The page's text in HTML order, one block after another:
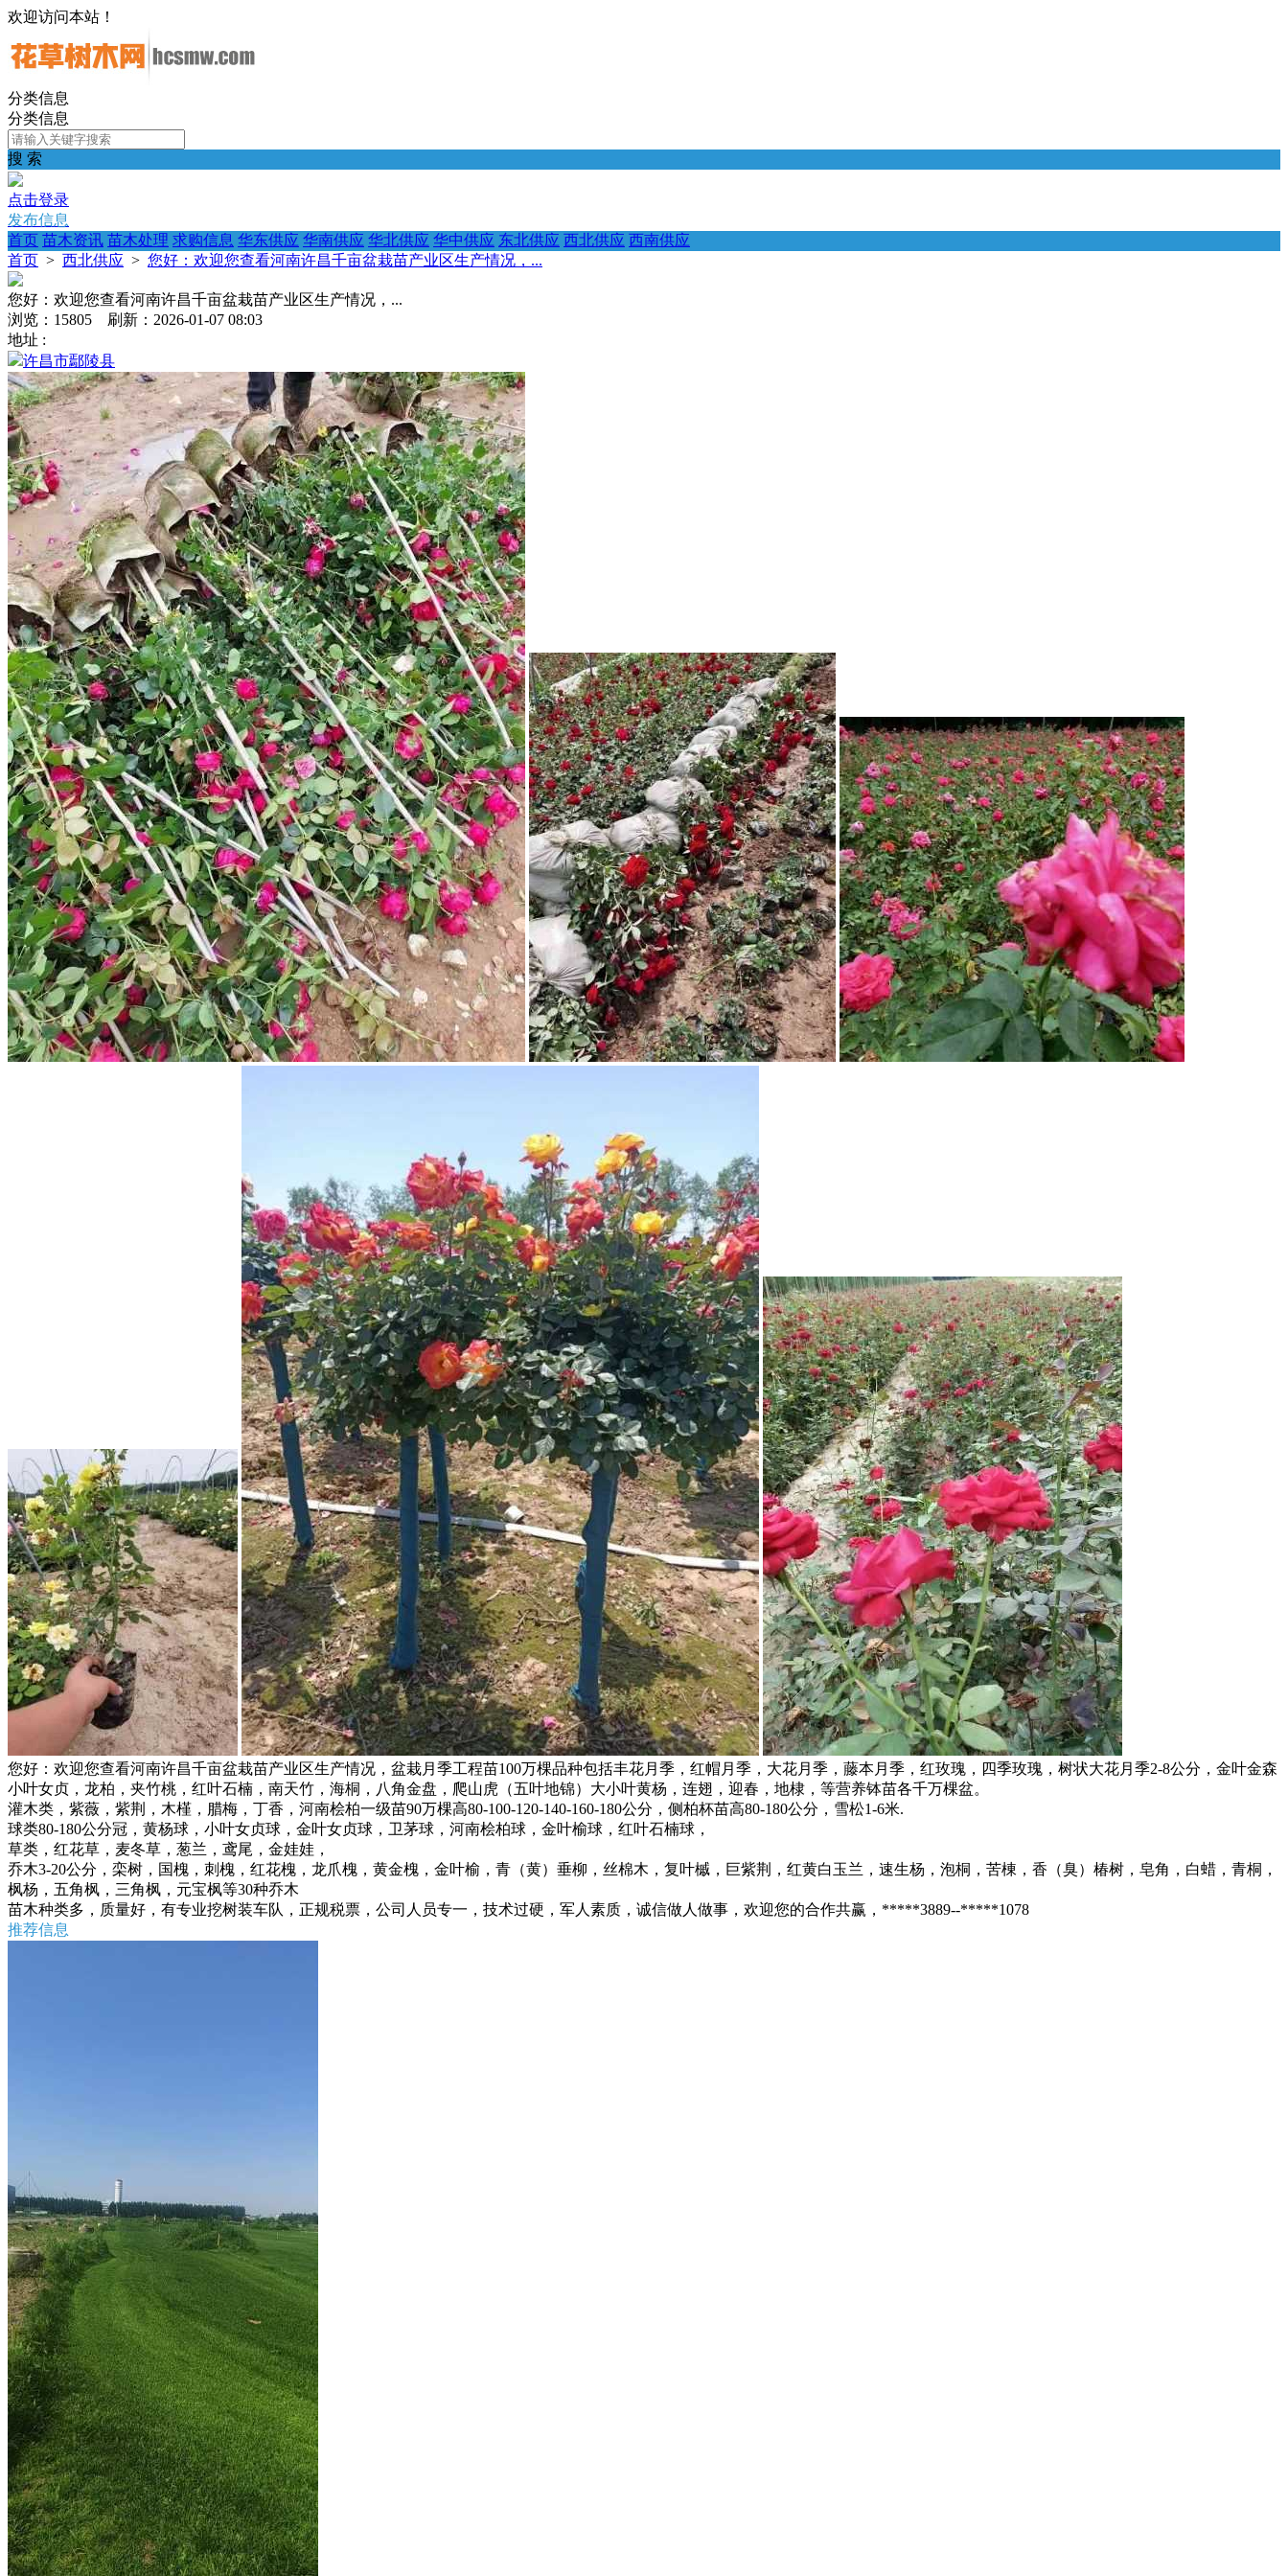
欢迎访问本站！
分类信息
分类信息
搜 索
点击登录
发布信息
首页 苗木资讯 苗木处理 求购信息 华东供应 华南供应 华北供应 华中供应 东北供应 西北供应 西南供应
首页 > 西北供应 > 您好：欢迎您查看河南许昌千亩盆栽苗产业区生产情况，...
您好：欢迎您查看河南许昌千亩盆栽苗产业区生产情况，...
浏览：15805 刷新：2026-01-07 08:03
地址 :
许昌市鄢陵县
您好：欢迎您查看河南许昌千亩盆栽苗产业区生产情况，盆栽月季工程苗100万棵品种包括丰花月季，红帽月季，大花月季，藤本月季，红玫瑰，四季玫瑰，树状大花月季2-8公分，金叶金森
小叶女贞，龙柏，夹竹桃，红叶石楠，南天竹，海桐，八角金盘，爬山虎（五叶地锦）大小叶黄杨，连翅，迎春，地棣，等营养钵苗各千万棵盆。
灌木类，紫薇，紫荆，木槿，腊梅，丁香，河南桧柏一级苗90万棵高80-100-120-140-160-180公分，侧柏杯苗高80-180公分，雪松1-6米.
球类80-180公分冠，黄杨球，小叶女贞球，金叶女贞球，卫茅球，河南桧柏球，金叶榆球，红叶石楠球，
草类，红花草，麦冬草，葱兰，鸢尾，金娃娃，
乔木3-20公分，栾树，国槐，刺槐，红花槐，龙爪槐，黄金槐，金叶榆，青（黄）垂柳，丝棉木，复叶槭，巨紫荆，红黄白玉兰，速生杨，泡桐，苦棟，香（臭）椿树，皂角，白蜡，青桐，
枫杨，五角枫，三角枫，元宝枫等30种乔木
苗木种类多，质量好，有专业挖树装车队，正规税票，公司人员专一，技术过硬，军人素质，诚信做人做事，欢迎您的合作共赢，*****3889--*****1078
推荐信息